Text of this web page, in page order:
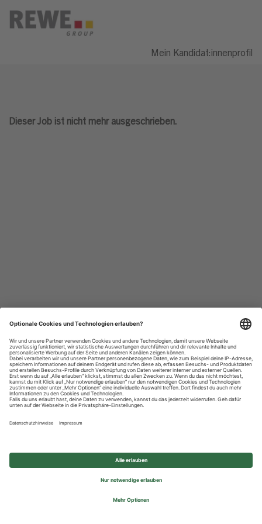
Mein Kandidat:innenprofil
Dieser Job ist nicht mehr ausgeschrieben.
Datenschutzhinweise
Impressum
Privatsphäre-Einstellungen
© 2026 REWE Group - All rights reserved